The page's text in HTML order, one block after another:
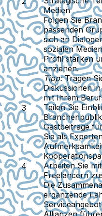
Medien
Folgen Sie
passenden
sich an
sozialen
Profil stärken
anziehen.
Tipp:Tragen
Diskussionen
mit Ihrem
Teilen Sie
Gastbeiträge
Sie als
Arbeiten Sie
Freelancern
Die
ergänzende
Allianzen